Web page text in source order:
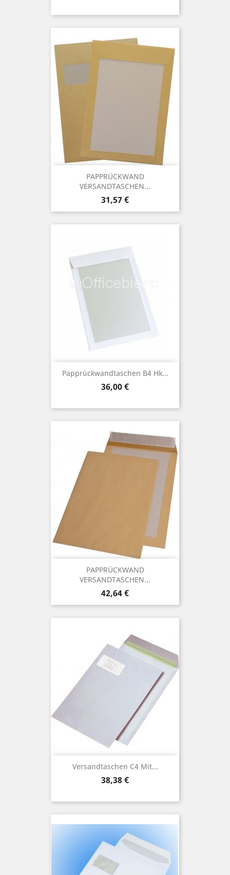
PAPPRÜCKWAND
VERSANDTASCHEN...
Preis
31,57 €
Papprückwandtaschen B4 Hk...
Preis
36,00 €
PAPPRÜCKWAND
VERSANDTASCHEN...
Preis
42,64 €
Versandtaschen C4 Mit...
Preis
38,38 €